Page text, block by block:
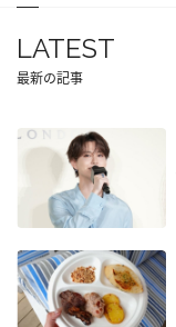
LATEST
最新の記事